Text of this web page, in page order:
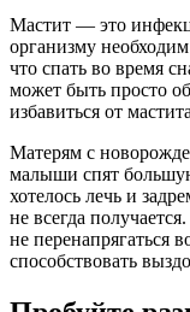
Мастит — это
организму
что спать во время
может быть просто
избавиться от
Матерям с
малыши спят
хотелось лечь и
не всегда
не перенапрягаться
способствовать